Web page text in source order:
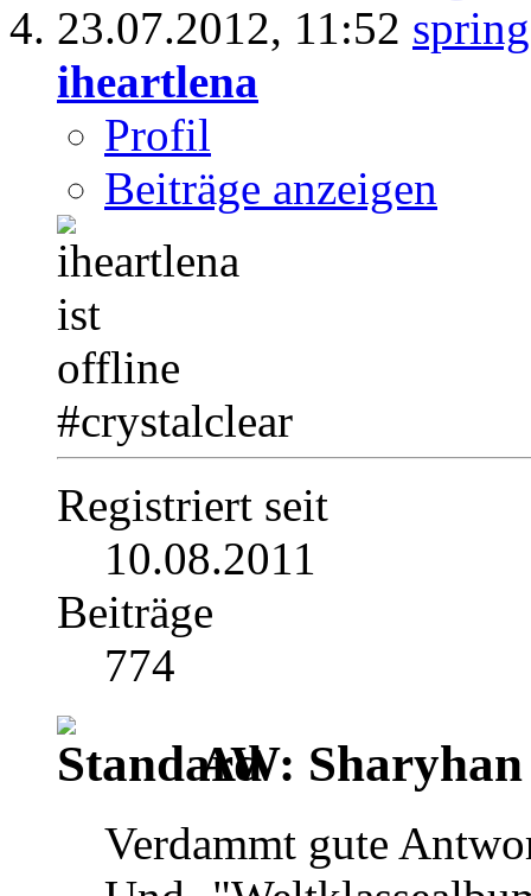
23.07.2012, 11:52
iheartlena
Profil
Beiträge anzeigen
#crystalclear
Registriert seit
10.08.2011
Beiträge
774
AW: Sharyhan
Verdammt gute